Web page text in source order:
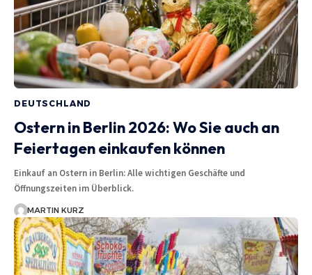
DEUTSCHLAND
Ostern in Berlin 2026: Wo Sie auch an
Feiertagen einkaufen können
Einkauf an Ostern in Berlin: Alle wichtigen Geschäfte und
Öffnungszeiten im Überblick.
MARTIN KURZ